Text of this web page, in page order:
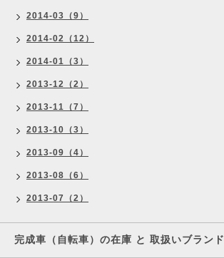
2014-03（9）
2014-02（12）
2014-01（3）
2013-12（2）
2013-11（7）
2013-10（3）
2013-09（4）
2013-08（6）
2013-07（2）
完成車（自転車）の在庫 と 取扱いブランド